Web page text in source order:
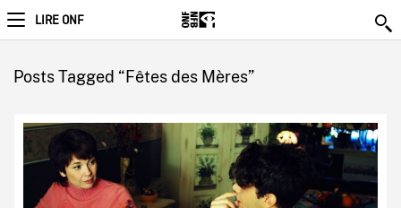
LIRE ONF
Posts Tagged “Fêtes des Mères”